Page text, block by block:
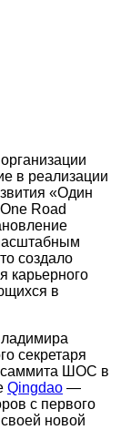
в реализации
«Один
Road
создало
карьерного
в
секретаря
саммита ШОС в
Qingdao —
с первого
новой